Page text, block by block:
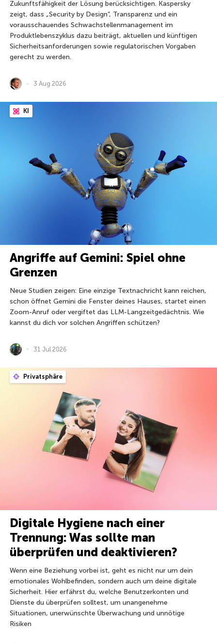
Zukunftsfähigkeit der Lösung berücksichtigen. Kaspersky
zeigt, dass „Security by Design“, Transparenz und ein
vorausschauendes Schwachstellenmanagement im
Produktlebenszyklus dazu beiträgt, aktuellen und künftigen
Sicherheitsanforderungen sowie regulatorischen Vorgaben
gerecht zu werden.
3 Aug 2026
KI
Angriffe auf Gemini: Spiel ohne
Grenzen
Neue Studien zeigen: Eine einzige Textnachricht kann reichen,
schon öffnet Gemini die Fenster deines Hauses, startet einen
Zoom-Anruf oder vergiftet das LLM-Langzeitgedächtnis. Wie
kannst du dich vor solchen Angriffen schützen?
31 Jul 2026
Privatsphäre
Digitale Hygiene nach einer
Trennung: Was sollte man
überprüfen und deaktivieren?
Wenn eine Beziehung vorbei ist, geht es nicht nur um dein
emotionales Wohlbefinden, sondern auch um deine digitale
Sicherheit. Hier erfährst du, welche Benutzerkonten und
Dienste du überprüfen solltest, um unangenehme
Situationen, unerwünschte Überwachung und unnötige
Risiken